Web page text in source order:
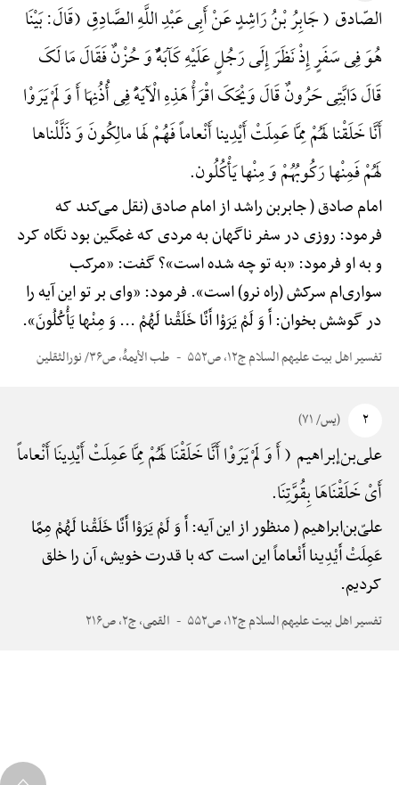
الصّادق ( جَابِرُ بْنُ رَاشِدٍ عَنْ أَبِی عَبْدِ اللَّهِ الصَّادِقِ (قَالَ: بَیْنَا
هُوَ فِی سَفَرٍ إِذْ نَظَرَ إِلَی رَجُلٍ عَلَیْهِ کَآبَهًٌْ وَ حُزْنٌ فَقَالَ مَا لَکَ
قَالَ دَابَّتِی حَرُونٌ قَالَ وَیْحَکَ اقْرَأْ هَذِهِ الْآیَهًَْ فِی أُذُنِهَا أَ وَ لَمْ یَرَوْا
أَنَّا خَلَقْنا لَهُمْ مِمَّا عَمِلَتْ أَیْدِینا أَنْعاماً فَهُمْ لَها مالِکُونَ وَ ذَلَّلْناها
لَهُمْ فَمِنْها رَکُوبُهُمْ وَ مِنْها یَأْکُلُون.
امام صادق ( جابربن راشد از امام صادق (نقل می‌کند که
فرمود: روزی در سفر ناگهان به مردی که غمگین بود نگاه کرد
و به او فرمود: «به تو چه شده است»؟ گفت: «مرکب
سواری‌ام سرکش (راه نرو) است». فرمود: «وای بر تو این آیه را
در گوشش بخوان: أَ وَ لَمْ یَرَوْا أَنَّا خَلَقْنا لَهُمْ ... وَ مِنْها یَأْکُلُونَ».
تفسیر اهل بیت علیهم السلام ج۱۲، ص۵۵۲ طب الأیمهًْ، ص۳۶/ نورالثقلین
۲ (یس/ ۷۱)
علی‌بن‌إبراهیم ( أَ وَ لَمْ یَرَوْا أَنَّا خَلَقْنَا لَهُمْ مِمَّا عَمِلَتْ أَیْدِینَا أَنْعاماً
أَیْ خَلَقْنَاهَا بِقُوَّتِنَا.
علیّ‌بن‌ابراهیم ( منظور از این آیه: أَ وَ لَمْ یَرَوْا أَنَّا خَلَقْنا لَهُمْ مِمَّا
عَمِلَتْ أَیْدِینا أَنْعاماً این است که با قدرت خویش، آن را خلق
کردیم.
تفسیر اهل بیت علیهم السلام ج۱۲، ص۵۵۲ القمی، ج۲، ص۲۱۶